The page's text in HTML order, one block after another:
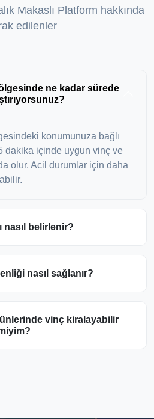
Makaslı Platform hakkında
edilenler
ne kadar sürede
konumunuza bağlı
dakika içinde uygun vinç ve
olur. Acil durumlar için daha
nasıl belirlenir?
nasıl sağlanır?
vinç kiralayabilir